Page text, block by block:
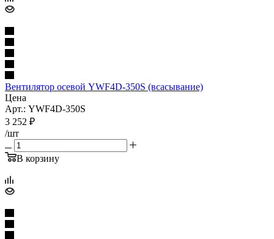
Вентилятор осевой YWF4D-350S (всасывание)
Цена
Арт.: YWF4D-350S
3 252 ₽
/шт
В корзину